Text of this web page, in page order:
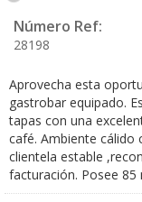
Número Ref:
28198
Aprovecha esta
gastrobar equipado.
tapas con una
café. Ambiente cálido
clientela estable
facturación. Posee 85